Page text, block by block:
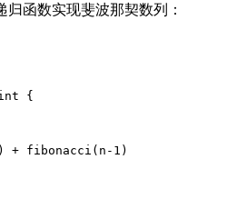
归函数实现斐波那契数列：
{
+ fibonacci(n-1)